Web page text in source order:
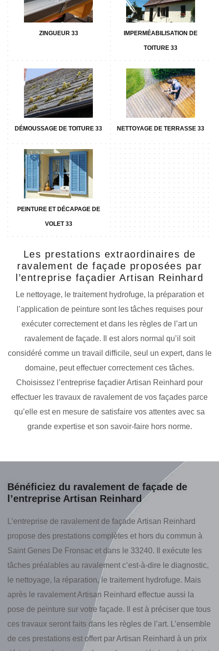
ZINGUEUR 33 IMPERMÉABILISATION DE
TOITURE 33
DÉMOUSSAGE DE TOITURE 33 NETTOYAGE DE TERRASSE 33
PEINTURE ET DÉCAPAGE DE
VOLET 33
Les prestations extraordinaires de
ravalement de façade proposées par
l’entreprise façadier Artisan Reinhard
Le nettoyage, le traitement hydrofuge, la préparation et
l’application de peinture sont les tâches requises pour
exécuter correctement et dans les règles de l’art un
ravalement de façade. Il est alors normal qu’il soit
considéré comme un travail difficile, seul un expert, dans le
domaine, peut effectuer correctement ces tâches.
Choisissez l’entreprise façadier Artisan Reinhard pour
effectuer les travaux de ravalement de vos façades parce
qu’elle est en mesure de satisfaire vos attentes avec sa
grande expertise et son savoir-faire hors norme.
Bénéficiez du ravalement de façade de
l’entreprise Artisan Reinhard
L’entreprise de ravalement de façade Artisan Reinhard
propose des prestations complètes et hors du commun à
Saint Genes De Fronsac et dans le 33240. Il exécute les
tâches préalables au ravalement c’est-à-dire le diagnostic,
le nettoyage, la réparation, le traitement hydrofuge. Mais
après le ravalement Artisan Reinhard effectue aussi la
pose de peinture sur votre façade. Il est à préciser que tous
ces travaux seront faits dans les règles de l’art. L’ensemble
de ces prestations est offert par Artisan Reinhard à un prix